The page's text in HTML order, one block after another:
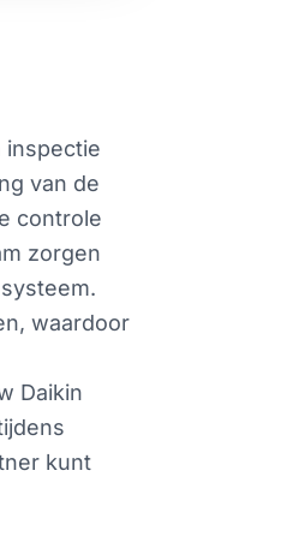
inspectie
van de
controle
zorgen
waardoor
Daikin
kunt